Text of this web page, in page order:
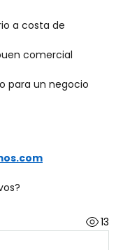
a costa de
comercial
para un negocio
13